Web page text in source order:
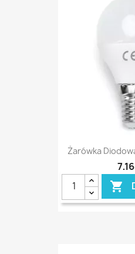
Żarówka
